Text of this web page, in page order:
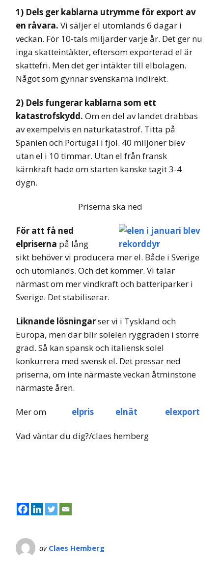
1) Dels ger kablarna utrymme för export av
en råvara. Vi säljer el utomlands 6 dagar i
veckan. För 10-tals miljarder varje år. Det ger nu
inga skatteintäkter, eftersom exporterad el är
skattefri. Men det ger intäkter till elbolagen.
Något som gynnar svenskarna indirekt.
2) Dels fungerar kablarna som ett
katastrofskydd. Om en del av landet drabbas
av exempelvis en naturkatastrof. Titta på
Spanien och Portugal i fjol. 40 miljoner blev
utan el i 10 timmar. Utan el från fransk
kärnkraft hade om starten kanske tagit 3-4
dygn.
Priserna ska ned
För att få ned
elpriserna på lång
sikt behöver vi producera mer el. Både i Sverige
och utomlands. Och det kommer. Vi talar
närmast om mer vindkraft och batteriparker i
Sverige. Det stabiliserar.
Liknande lösningarser vi i Tyskland och
Europa, men där blir solelen ryggraden i större
grad. Så kan spansk och italiensk solel
konkurrera med svensk el. Det pressar ned
priserna, om inte närmaste veckan åtminstone
närmaste åren.
Mer om elpris elnät elexport
Vad väntar du dig?/claes hemberg
av Claes Hemberg